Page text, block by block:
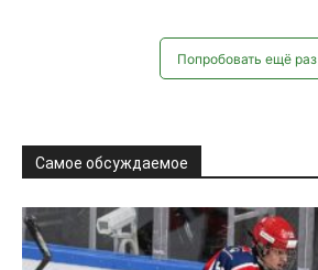
Попробовать ещё раз
Самое обсуждаемое